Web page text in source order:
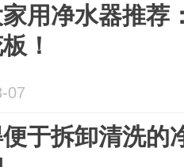
用净水器推荐
！
07
于拆卸清洗的